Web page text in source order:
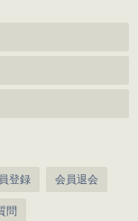
登録 会員退会
問